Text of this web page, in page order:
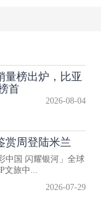
量榜出炉，比亚
首
2026-08-04
赏周登陆米兰
中国 闪耀银河」全球
文旅中...
2026-07-29